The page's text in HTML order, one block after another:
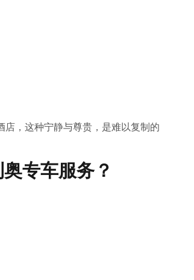
，这种宁静与尊贵，是难以复制的
专车服务？